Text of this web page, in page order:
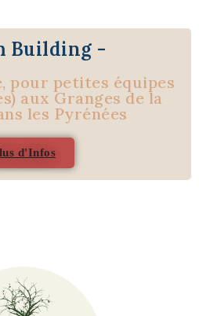
Building -
pour petites équipes
aux Granges de la
les Pyrénées
d'Infos